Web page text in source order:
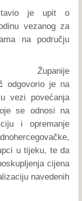
je upit o
vezanog za
na području
Županije
odgovorio je na
vezi povećanja
se odnosi na
i opremanje
u tijeku, te da
cijena
navedenih